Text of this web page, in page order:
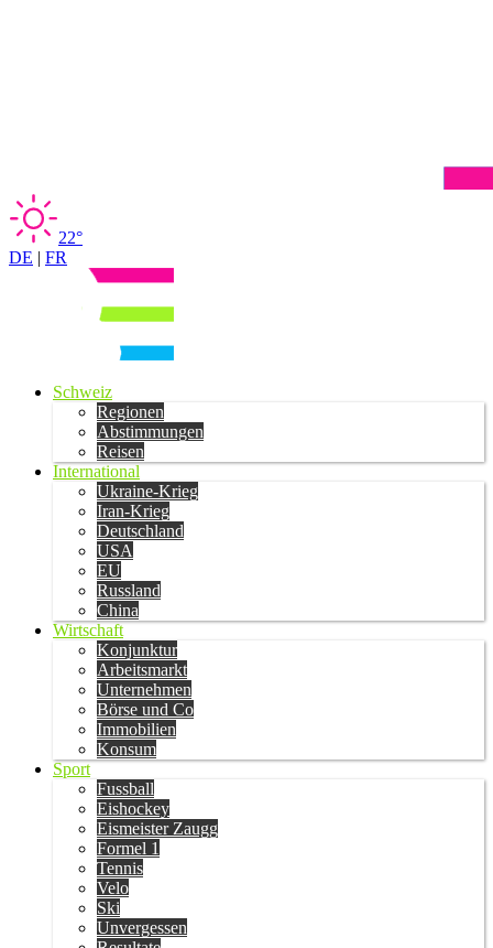
22°
DE | FR
Schweiz
Regionen
Abstimmungen
Reisen
International
Ukraine-Krieg
Iran-Krieg
Deutschland
USA
EU
Russland
China
Wirtschaft
Konjunktur
Arbeitsmarkt
Unternehmen
Börse und Co
Immobilien
Konsum
Sport
Fussball
Eishockey
Eismeister Zaugg
Formel 1
Tennis
Velo
Ski
Unvergessen